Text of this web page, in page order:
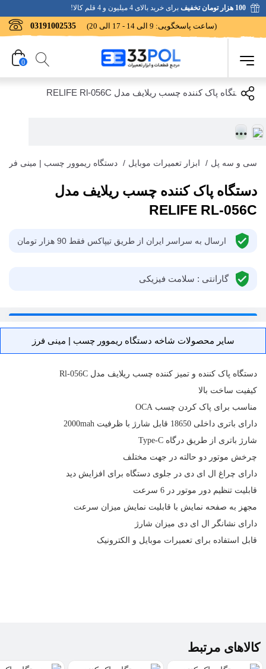
100 هزار تومان تخفیف برای خرید بالای 4 میلیون و 4 قلم کالا!
03191002535 (ساعت پاسخگویی: 9 الی 14 - 17 الی 20)
0
سی و سه پل / ابزار تعمیرات موبایل / دستگاه ریموور چسب | مینی فرز
دستگاه پاک کننده چسب ریلایف مدل
RELIFE RL-056C
ارسال به سراسر ایران از طریق تیپاکس فقط 90 هزار تومان
گارانتی : سلامت فیزیکی
سایر محصولات شاخه دستگاه ریموور چسب | مینی فرز
دستگاه پاک کننده و تمیز کننده چسب ریلایف مدل Rl-056C
کیفیت ساخت بالا
مناسب برای پاک کردن چسب OCA
دارای باتری داخلی 18650 قابل شارژ با ظرفیت 2000mah
شارژ باتری از طریق درگاه Type-C
چرخش موتور دو حالته در جهت مختلف
دارای چراغ ال ای دی در جلوی دستگاه برای افزایش دید
قابلیت تنظیم دور موتور در 6 سرعت
مجهز به صفحه نمایش با قابلیت نمایش میزان سرعت
دارای نشانگر ال ای دی میزان شارژ
قابل استفاده برای تعمیرات موبایل و الکترونیک
کالاهای مرتبط